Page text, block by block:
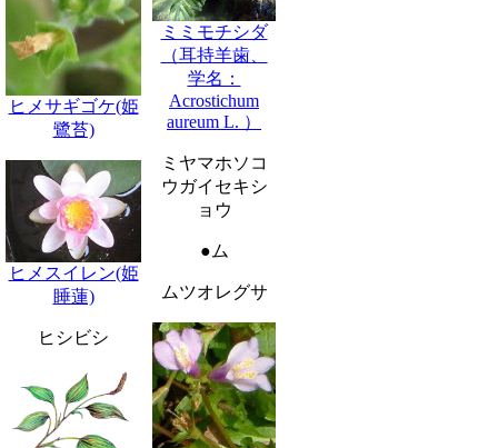
ヒメサギゴケ(姫
鷺苔)
ヒメスイレン(姫
睡蓮)
ヒシビシ
ミミモチシダ
（耳持羊歯、
学名：
Acrostichum
aureum L. ）
ミヤマホソコ
ウガイセキシ
ョウ
●ム
ムツオレグサ